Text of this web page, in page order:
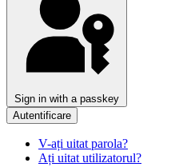
Sign in with a passkey
Autentificare
V-ați uitat parola?
Ați uitat utilizatorul?